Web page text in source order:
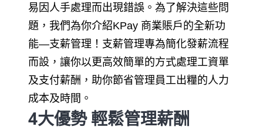
易因人手處理而出現錯誤。為了解決這些問
題，我們為你介紹KPay 商業賬戶的全新功
能—支薪管理！支薪管理專為簡化發薪流程
而設，讓你以更高效簡單的方式處理工資單
及支付薪酬，助你節省管理員工出糧的人力
成本及時間。
4大優勢 輕鬆管理薪酬